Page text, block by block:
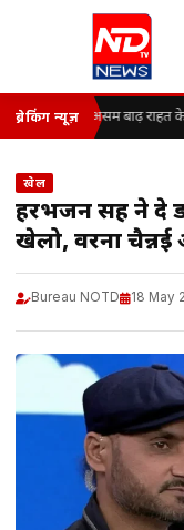
ब्रेकिंग न्यूज़ असम बाढ़ राहत
खेल
हरभजन सिंह ने दे
खेलो, वरना
Bureau NOTD 18 May